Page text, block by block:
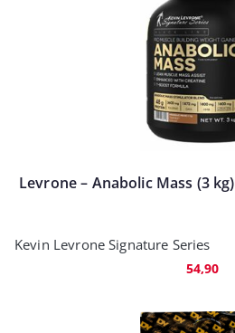
Levrone – Anabolic Mass (3 kg)
Kevin Levrone Signature Series
54,90